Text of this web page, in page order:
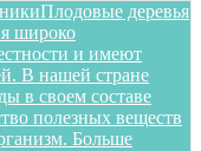
Плодовые деревья
широко
и имеют
В нашей стране
в своем составе
полезных веществ
Больше